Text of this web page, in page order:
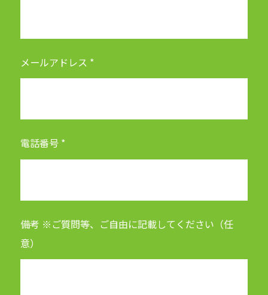
メールアドレス *
電話番号 *
備考 ※ご質問等、ご自由に記載してください（任
意）